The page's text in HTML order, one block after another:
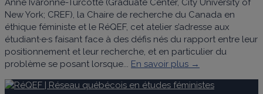
Anne Ivaronne-Turcotte (Graduate Center, City University of
New York; CREF), la Chaire de recherche du Canada en
éthique féministe et le RéQEF, cet atelier s’adresse aux
étudiant·e·s faisant face à des défis nés du rapport entre leur
positionnement et leur recherche, et en particulier du
problème se posant lorsque... En savoir plus →